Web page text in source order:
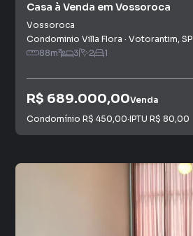
Casa à Venda em Vossoroca
Vossoroca
Condominio Villa Flora · Votorantim, SP
88m² 3 2 1
R$ 689.000,00Venda
Condomínio R$ 450,00·IPTU R$ 80,00